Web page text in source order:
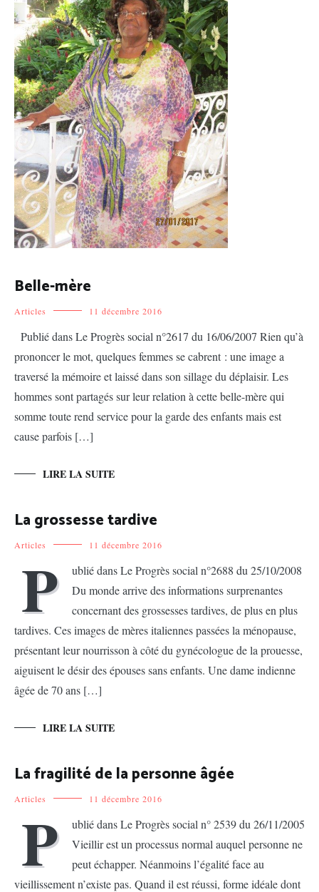
Belle-mère
Articles 11 décembre 2016
Publié dans Le Progrès social n°2617 du 16/06/2007 Rien qu’à
prononcer le mot, quelques femmes se cabrent : une image a
traversé la mémoire et laissé dans son sillage du déplaisir. Les
hommes sont partagés sur leur relation à cette belle-mère qui
somme toute rend service pour la garde des enfants mais est
cause parfois […]
LIRE LA SUITE
La grossesse tardive
Articles 11 décembre 2016
P
ublié dans Le Progrès social n°2688 du 25/10/2008
Du monde arrive des informations surprenantes
concernant des grossesses tardives, de plus en plus
tardives. Ces images de mères italiennes passées la ménopause,
présentant leur nourrisson à côté du gynécologue de la prouesse,
aiguisent le désir des épouses sans enfants. Une dame indienne
âgée de 70 ans […]
LIRE LA SUITE
La fragilité de la personne âgée
Articles 11 décembre 2016
P
ublié dans Le Progrès social n° 2539 du 26/11/2005
Vieillir est un processus normal auquel personne ne
peut échapper. Néanmoins l’égalité face au
vieillissement n’existe pas. Quand il est réussi, forme idéale dont